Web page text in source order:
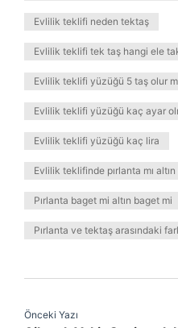
Evlilik teklifi neden tektaş
Evlilik teklifi tek taş hangi ele
Evlilik teklifi yüzüğü 5 taş olur
Evlilik teklifi yüzüğü kaç ayar
Evlilik teklifi yüzüğü kaç lira
Evlilik teklifinde pırlanta mı altın
Pırlanta baget mi altın baget mi
Pırlanta ve tektaş arasındaki
Önceki Yazı